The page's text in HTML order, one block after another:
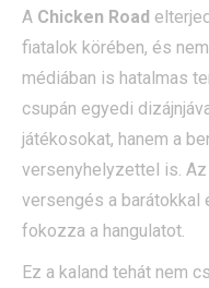
A Chicken Road
fiatalok körében, és
médiában is hatalmas
csupán egyedi
játékosokat, hanem a
versenyhelyzettel is.
versengés a barátokkal
fokozza a hangulatot.
Ez a kaland tehát nem